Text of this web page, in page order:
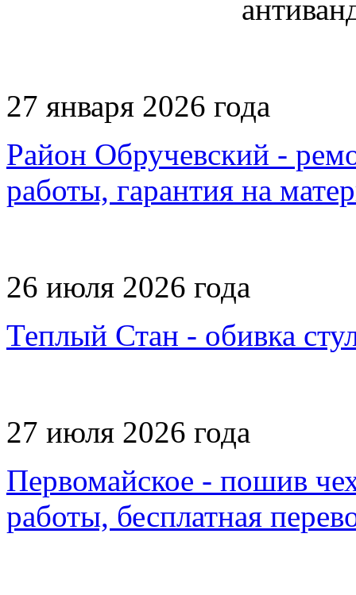
27 января 2026 года
Район Обручевский -
работы, гарантия на
26 июля 2026 года
Теплый Стан - обивка
27 июля 2026 года
Первомайское - пошив
работы, бесплатная